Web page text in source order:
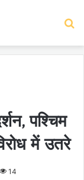
पश्चिम
में उतरे
14